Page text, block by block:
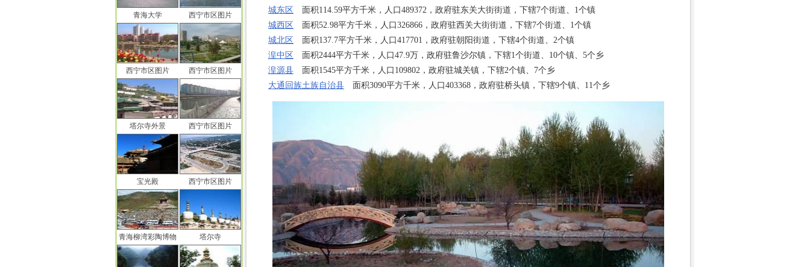
青海大学 西宁市区图片
西宁市区图片 西宁市区图片
塔尔寺外景 西宁市区图片
宝光殿 西宁市区图片
青海柳湾彩陶博物 塔尔寺
城东区
面积114.59平方千米，人口489372，政府驻东关大街街道 ，下辖7个街道、1个镇
城西区
面积52.98平方千米，人口326866，政府驻西关大街街道，下辖7个街道、1个镇
城北区
面积137.7平方千米，人口417701，政府驻朝阳街道，下辖4个街道、2个镇
湟中区
面积2444平方千米，人口47.9万，政府驻鲁沙尔镇，下辖1个街道、10个镇、5个乡
湟源县 面积1545平方千米，人口109802，政府驻城关镇，下辖2个镇、7个乡
大通回族土族自治县 面积3090平方千米，人口403368，政府驻桥头镇，下辖9个镇、11个乡